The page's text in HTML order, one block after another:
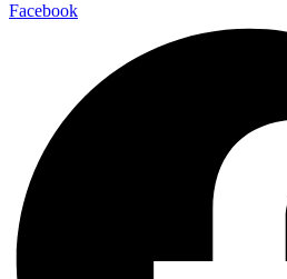
Facebook